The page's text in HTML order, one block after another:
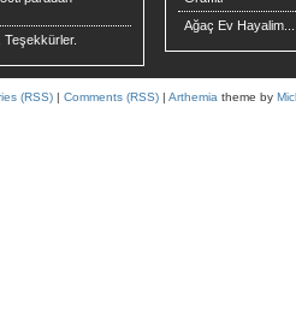
Ağaç Ev Hayalim...
(RSS) | Comments (RSS) | Arthemia theme by